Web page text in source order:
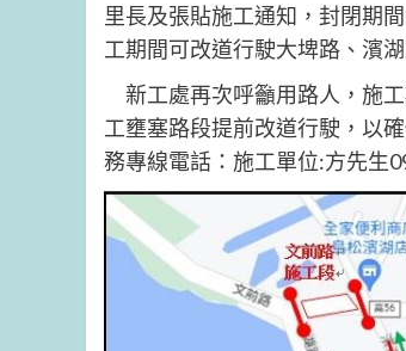
里長及張貼施工通知，封閉期
工期間可改道行駛大埤路、濱
新工處再次呼籲用路人，施
工壅塞路段提前改道行駛，以
務專線電話：施工單位:方先生